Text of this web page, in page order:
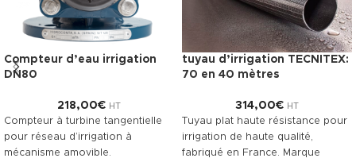
Compteur d’eau irrigation
DN80
218,00€ HT
Compteur à turbine tangentielle
pour réseau d’irrigation à
mécanisme amovible.
tuyau d’irrigation TECNITEX:
70 en 40 mètres
314,00€ HT
Tuyau plat haute résistance pour
irrigation de haute qualité,
fabriqué en France. Marque